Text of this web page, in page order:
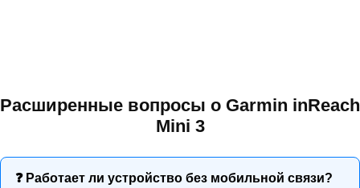
Расширенные вопросы о Garmin inReach
Mini 3
❓ Работает ли устройство без мобильной связи?